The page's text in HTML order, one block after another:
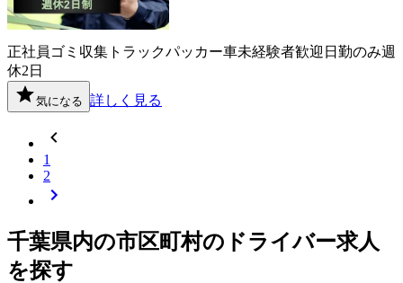
正社員 ゴミ収集 トラックパッカー車未経験者歓迎 日勤のみ週
休2日
気になる 詳しく見る
1
2
千葉県内の市区町村の ドライバー求人
を探す